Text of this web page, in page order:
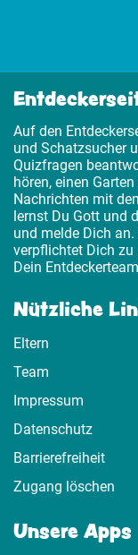
Auf den
und Schatzsucher
Quizfragen
hören, einen
Nachrichten mit
lernst Du Gott und
und melde Dich
verpflichtet Dich zu
Dein Entdeckerteam
Nützliche
Eltern
Team
Impressum
Datenschutz
Barrierefreiheit
Zugang löschen
Unsere Apps